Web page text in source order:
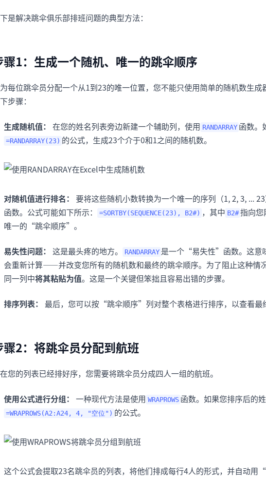
是解决跳伞俱乐部排班问题的典型方法：
骤1：生成一个随机、唯一的跳伞顺序
每位跳伞员分配一个从1到23的唯一位置，您不能只使用简单的随机数生
步骤：
生成随机值： 在您的姓名列表旁边新建一个辅助列，使用 RANDARRAY 函数。
=RANDARRAY(23) 的公式，生成23个介于0和1之间的随机数。
对随机值进行排名： 要将这些随机小数转换为一个唯一的序列（1, 2, 3, ...
函数。公式可能如下所示： =SORTBY(SEQUENCE(23), B2#) ，其中 B2# 指向您
唯一的“跳伞顺序”。
易失性问题： 这是最头疼的地方。 RANDARRAY 是一个“易失性”函数。这意
会重新计算——并改变您所有的随机数和最终的跳伞顺序。为了阻止这种情
同一列中将其粘贴为值。这是一个关键但笨拙且容易出错的步骤。
排序列表： 最后，您可以按“跳伞顺序”列对整个表格进行排序，以查看最
骤2：将跳伞员分配到航班
您的列表已经排好序，您需要将跳伞员分成四人一组的航班。
使用公式进行分组： 一种现代方法是使用 WRAPROWS 函数。如果您排序后的
=WRAPROWS(A2:A24, 4, "空位") 的公式。
这个公式会提取23名跳伞员的列表，将他们排成每行4人的形式，并自动